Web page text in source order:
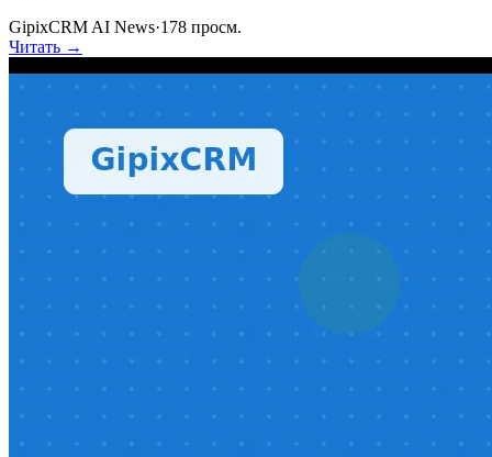
GipixCRM AI News·178 просм.
Читать →